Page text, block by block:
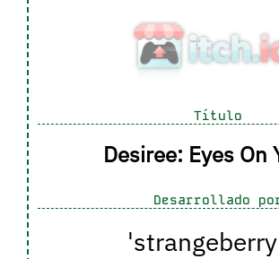
Título
Desiree: Eyes On
Desarrollado